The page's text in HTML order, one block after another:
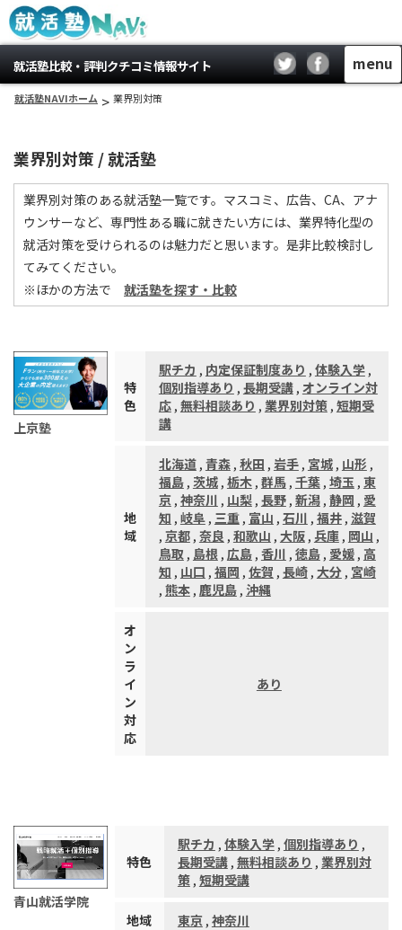
就活塾比較・評判クチコミ情報サイト menu
就活塾NAVIホーム > 業界別対策
業界別対策 / 就活塾
業界別対策のある就活塾一覧です。マスコミ、広告、CA、アナ
ウンサーなど、専門性ある職に就きたい方には、業界特化型の
就活対策を受けられるのは魅力だと思います。是非比較検討し
てみてください。
※ほかの方法で 就活塾を探す・比較
上京塾
特
色
駅チカ , 内定保証制度あり , 体験入学,
個別指導あり , 長期受講, オンライン対
応, 無料相談あり , 業界別対策, 短期受
講
地
域
北海道, 青森, 秋田 , 岩手, 宮城, 山形 ,
福島, 茨城, 栃木, 群馬, 千葉, 埼玉, 東
京, 神奈川 , 山梨, 長野, 新潟, 静岡 , 愛
知 , 岐阜, 三重, 富山 , 石川 , 福井, 滋賀
, 京都, 奈良 , 和歌山 , 大阪, 兵庫, 岡山 ,
鳥取, 島根, 広島, 香川 , 徳島, 愛媛, 高
知 , 山口 , 福岡 , 佐賀 , 長崎, 大分, 宮崎
, 熊本, 鹿児島, 沖縄
オ
ン
ラ
イ
ン
対
応
あり
青山就活学院
特色
駅チカ , 体験入学, 個別指導あり ,
長期受講, 無料相談あり , 業界別対
策, 短期受講
地域 東京 , 神奈川